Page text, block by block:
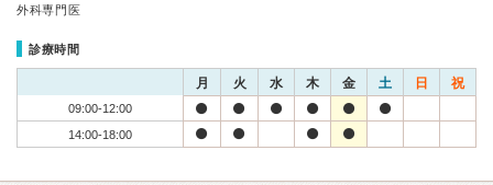
外科専門医
診療時間
月 火 水 木 金 土 日 祝
09:00-12:00
14:00-18:00